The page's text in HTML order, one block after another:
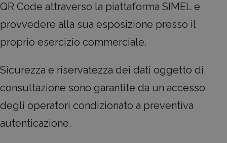
QR Code attraverso la piattaforma SIMEL e
provvedere alla sua esposizione presso il
proprio esercizio commerciale.
Sicurezza e riservatezza dei dati oggetto di
consultazione sono garantite da un accesso
degli operatori condizionato a preventiva
autenticazione.